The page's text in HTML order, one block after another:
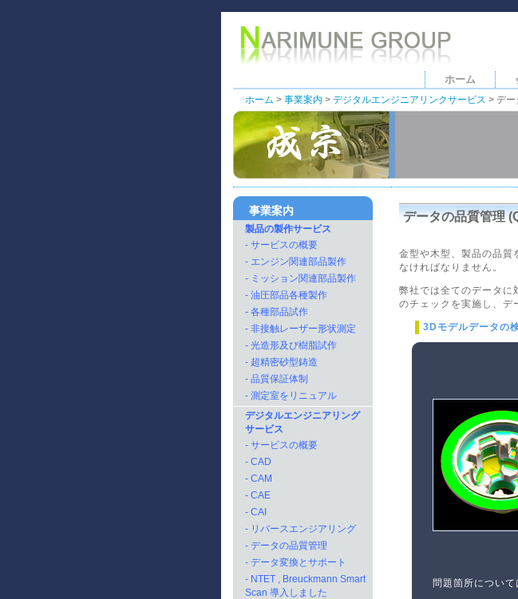
ホーム
ホーム > 事業案内 > デジタルエンジニアリンクサービス > デー
事業案内
製品の製作サービス
- サービスの概要
- エンジン関連部品製作
- ミッション関連部品製作
- 油圧部品各種製作
- 各種部品試作
- 非接触レーザー形状測定
- 光造形及び樹脂試作
- 超精密砂型鋳造
- 品質保証体制
- 測定室をリニュアル
デジタルエンジニアリング
サービス
- サービスの概要
- CAD
- CAM
- CAE
- CAI
- リバースエンジアリング
- データの品質管理
- データ変換とサポート
- NTET , Breuckmann Smart
Scan 導入しました
データの品質管理
金型や木型、製品の品質
なければなりません。
弊社では全てのデータ
のチェックを実施し、デ
3Dモデルデータの
問題箇所について